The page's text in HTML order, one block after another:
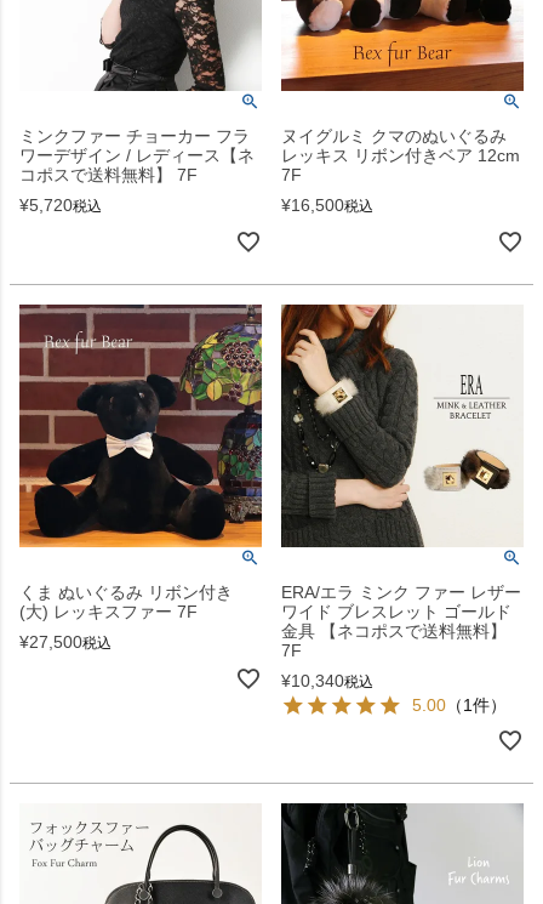
ミンクファー チョーカー フラ
ワーデザイン / レディース【ネ
コポスで送料無料】 7F
¥5,720税込
ヌイグルミ クマのぬいぐるみ
レッキス リボン付きベア 12cm
7F
¥16,500税込
くま ぬいぐるみ リボン付き
(大) レッキスファー 7F
¥27,500税込
ERA/エラ ミンク ファー レザー
ワイド ブレスレット ゴールド
金具 【ネコポスで送料無料】
7F
¥10,340税込
5.00 （1件）